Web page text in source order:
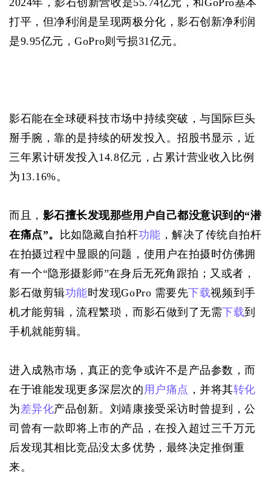
2024年，影石创新营收是55.74亿元，和GoPro基本
打平，但净利润是呈现两极分化，影石创新净利润
是9.95亿元，GoPro则亏损31亿元。
影石能在全球硬科技市场中持续突破，与国际巨头
掰手腕，靠的是持续的研发投入。招股书显示，近
三年累计研发投入14.8亿元，占累计营业收入比例
为13.16%。
而且， 影石擅长发现那些用户自己都没意识到的“潜
在痛点”。
比如隐藏自拍杆功能 ，解决了传统自拍杆
在拍摄过程中显眼的问题，使用户在拍摄时仿佛拥
有一个“隐形摄影师”在身后无死角跟拍；又或者，
影石做剪辑功能时发现GoPro 需要先下载视频到手
机才能剪辑，流程繁琐，而影石做到了无需下载到
手机就能剪辑。
进入成熟市场，真正的竞争或许不是产品参数，而
在于谁能发现更多深层次的 用户痛点 ，并将其转化
为差异化产品创新。刘靖康接受采访时曾提到，公
司曾有一款即将上市的产品，在投入超过三千万元
后发现其相比竞品没太多优势，最终决定推倒重
来。